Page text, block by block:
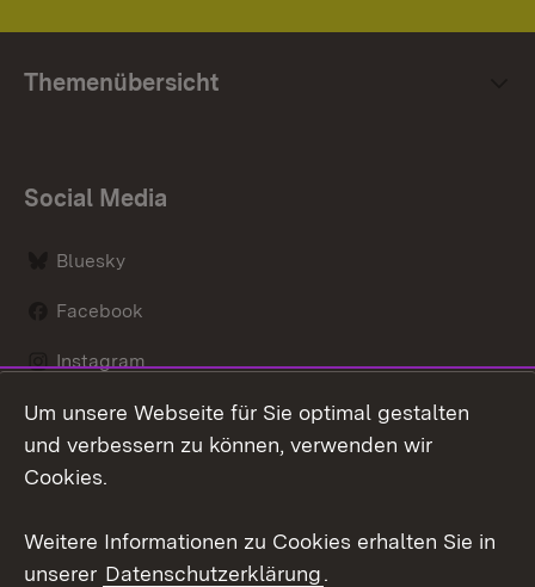
Themenübersicht
Social Media
Bluesky
Facebook
Instagram
LinkedIn
Um unsere Webseite für Sie optimal gestalten
und verbessern zu können, verwenden wir
Cookies.
Weitere Informationen zu Cookies erhalten Sie in
unserer Datenschutzerklärung.